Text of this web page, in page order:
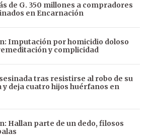
de G. 350 millones a compradores
en Encarnación
Imputación por homicidio doloso
y complicidad
tras resistirse al robo de su
deja cuatro hijos huérfanos en
Hallan parte de un dedo, filosos